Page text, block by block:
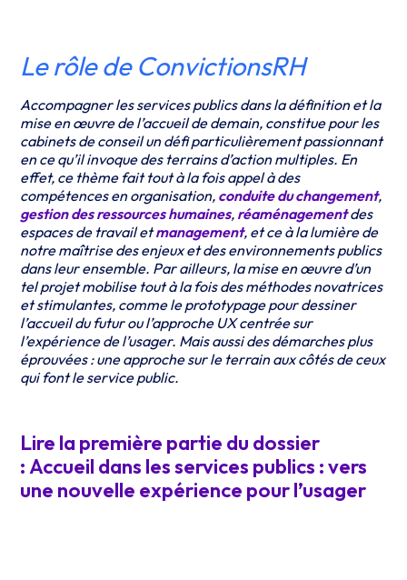
Le rôle de ConvictionsRH
Accompagner les services publics dans la définition et la
mise en œuvre de l’accueil de demain, constitue pour les
cabinets de conseil un défi particulièrement passionnant
en ce qu’il invoque des terrains d’action multiples. En
effet, ce thème fait tout à la fois appel à des
compétences en organisation, conduite du changement,
gestion des ressources humaines, réaménagementdes
espaces de travail etmanagement, et ce à la lumière de
notre maîtrise des enjeux et des environnements publics
dans leur ensemble. Par ailleurs, la mise en œuvre d’un
tel projet mobilise tout à la fois des méthodes novatrices
et stimulantes, comme le prototypage pour dessiner
l’accueil du futur ou l’approche UX centrée sur
l’expérience de l’usager. Mais aussi des démarches plus
éprouvées : une approche sur le terrain aux côtés de ceux
qui font le service public.
Lire la première partie du dossier
: Accueil dans les services publics : vers
une nouvelle expérience pour l’usager